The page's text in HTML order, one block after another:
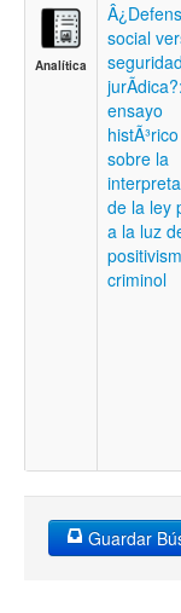
Analítica
social
seguridad
ensayo
histÃ³rico
sobre la
de la ley
a la luz
criminol
Guardar